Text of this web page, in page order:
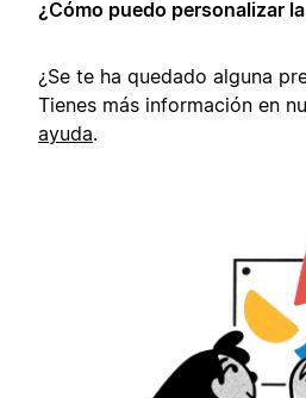
¿Cómo puedo personalizar
¿Se te ha quedado alguna
Tienes más información en
ayuda.